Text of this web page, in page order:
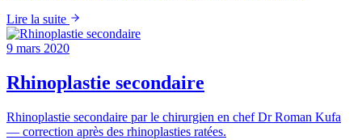
Lire la suite
9 mars 2020
Rhinoplastie secondaire
Rhinoplastie secondaire par le chirurgien en chef Dr Roman Kufa
— correction après des rhinoplasties ratées.